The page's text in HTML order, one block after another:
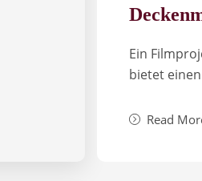
Ein
bietet
Read